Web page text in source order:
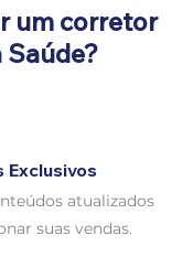
um corretor
Saúde?
Exclusivos
atualizados
suas vendas.